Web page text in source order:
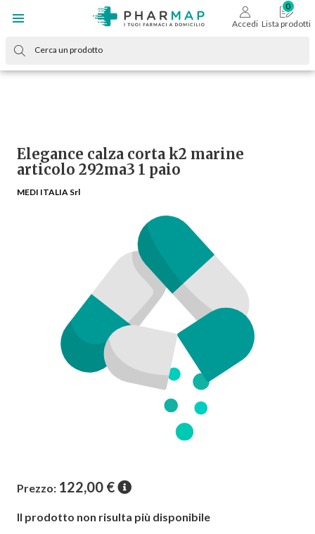
Accedi Lista prodotti
Elegance calza corta k2 marine
articolo 292ma3 1 paio
MEDI ITALIA Srl
Prezzo: 122,00 €
Il prodotto non risulta più disponibile